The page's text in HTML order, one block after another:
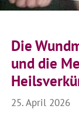
Die
und die
25. April 2026